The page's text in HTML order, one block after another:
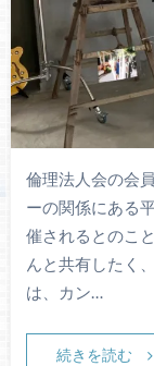
倫理法人会の会
ーの関係にある
催されるとのこ
んと共有したく
は、カン…
続きを読む